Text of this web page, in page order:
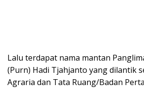
Lalu terdapat nama mantan
(Purn) Hadi Tjahjanto yang dilantik
Agraria dan Tata Ruang/Badan